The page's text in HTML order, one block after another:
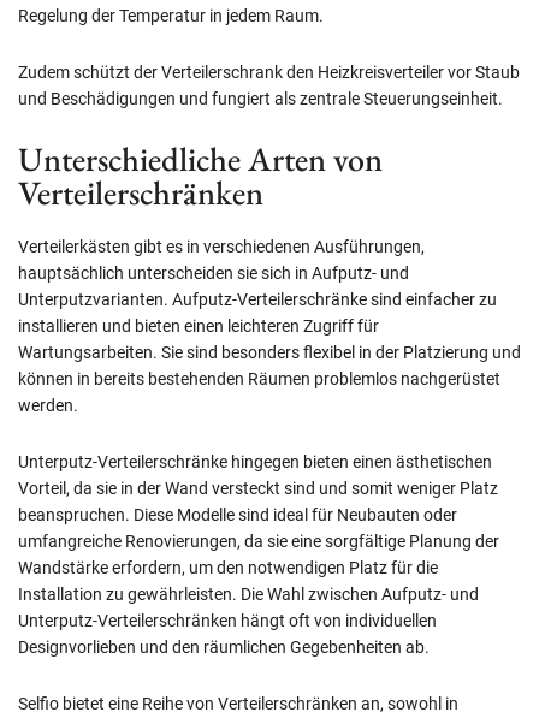
Regelung der Temperatur in jedem Raum.
Zudem schützt der Verteilerschrank den Heizkreisverteiler vor Staub
und Beschädigungen und fungiert als zentrale Steuerungseinheit.
Unterschiedliche Arten von
Verteilerschränken
Verteilerkästen gibt es in verschiedenen Ausführungen,
hauptsächlich unterscheiden sie sich in Aufputz- und
Unterputzvarianten. Aufputz-Verteilerschränke sind einfacher zu
installieren und bieten einen leichteren Zugriff für
Wartungsarbeiten. Sie sind besonders flexibel in der Platzierung und
können in bereits bestehenden Räumen problemlos nachgerüstet
werden.
Unterputz-Verteilerschränke hingegen bieten einen ästhetischen
Vorteil, da sie in der Wand versteckt sind und somit weniger Platz
beanspruchen. Diese Modelle sind ideal für Neubauten oder
umfangreiche Renovierungen, da sie eine sorgfältige Planung der
Wandstärke erfordern, um den notwendigen Platz für die
Installation zu gewährleisten. Die Wahl zwischen Aufputz- und
Unterputz-Verteilerschränken hängt oft von individuellen
Designvorlieben und den räumlichen Gegebenheiten ab.
Selfio bietet eine Reihe von Verteilerschränken an, sowohl in